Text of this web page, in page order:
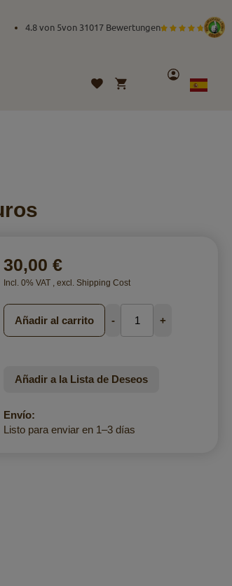
4.8 von 5von 31017 Bewertungen
Lista
Mi cesta
Cuenta
Lenguaje
Spanish
30,00 €
Incl. 0% VAT excl. Shipping Cost
Añadir al carrito - +
Añadir a la Lista de Deseos
Envío:
Listo para enviar en 1–3 días